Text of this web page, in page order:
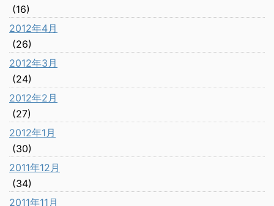
(16)
2012年4月
(26)
2012年3月
(24)
2012年2月
(27)
2012年1月
(30)
2011年12月
(34)
2011年11月